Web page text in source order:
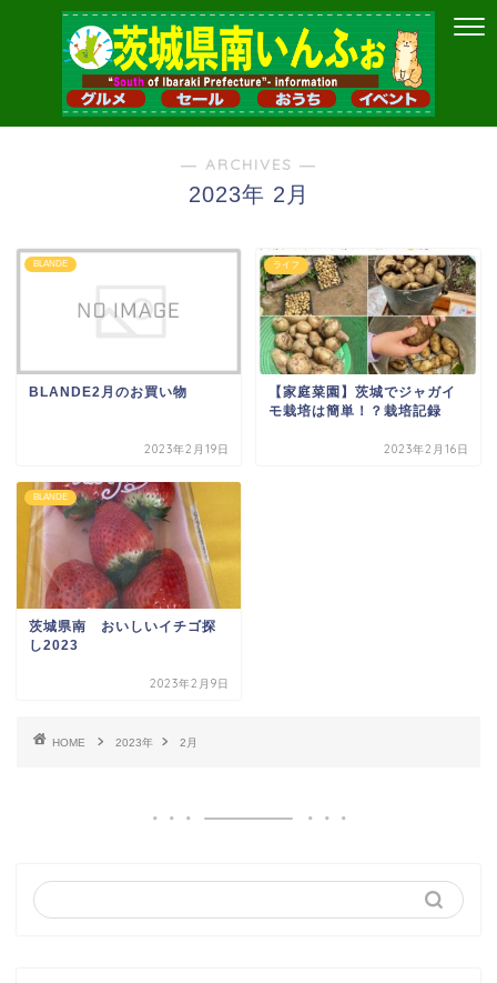
― ARCHIVES ―
2023年 2月
BLANDE
BLANDE2月のお買い物
2023年2月19日
ライフ
【家庭菜園】茨城でジャガイ
モ栽培は簡単！？栽培記録
2023年2月16日
BLANDE
茨城県南 おいしいイチゴ探
し2023
2023年2月9日
HOME 2023年 2月